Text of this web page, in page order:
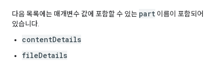
다음 목록에는 매개변수 값에 포함할 수 있는 part 이름이 포함되어
있습니다.
contentDetails
fileDetails